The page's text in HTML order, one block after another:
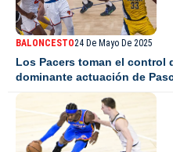
BALONCESTO24 De Mayo De 2025
Los Pacers toman el control
dominante actuación de